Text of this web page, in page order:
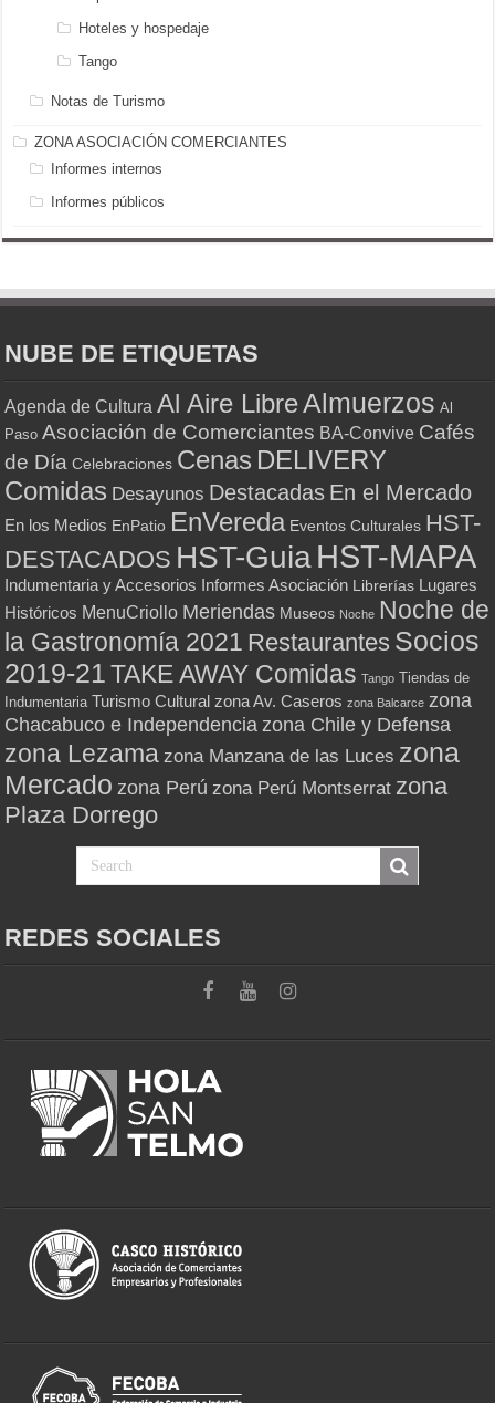
Hoteles y hospedaje
Tango
Notas de Turismo
ZONA ASOCIACIÓN COMERCIANTES
Informes internos
Informes públicos
NUBE DE ETIQUETAS
Agenda de Cultura Al Aire LibreAlmuerzos Al
Paso Asociación de Comerciantes BA-Convive Cafés
de Día Celebraciones Cenas DELIVERY
Comidas Desayunos Destacadas En el Mercado
En los Medios EnPatio EnVereda Eventos Culturales HST-
DESTACADOS HST-GuiaHST-MAPA
Indumentaria y Accesorios Informes Asociación Librerías Lugares
Históricos MenuCriollo Meriendas Museos Noche Noche de
la Gastronomía 2021 Restaurantes Socios
2019-21 TAKE AWAY Comidas Tango Tiendas de
Indumentaria Turismo Cultural zona Av. Caseros zona Balcarce zona
Chacabuco e Independencia zona Chile y Defensa
zona Lezama zona Manzana de las Luces zona
Mercado zona Perú zona Perú Montserrat zona
Plaza Dorrego
REDES SOCIALES